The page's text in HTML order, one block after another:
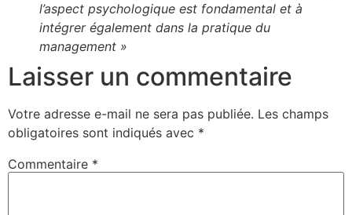
l’aspect psychologique est fondamental et à
intégrer également dans la pratique du
management »
Laisser un commentaire
Votre adresse e-mail ne sera pas publiée. Les champs
obligatoires sont indiqués avec *
Commentaire *